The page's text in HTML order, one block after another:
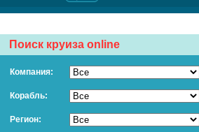
Поиск круиза online
Компания:
Корабль:
Регион: